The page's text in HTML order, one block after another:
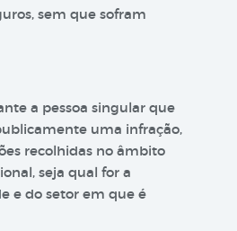
sem que sofram
a pessoa singular que
uma infração,
recolhidas no âmbito
seja qual for a
e do setor em que é